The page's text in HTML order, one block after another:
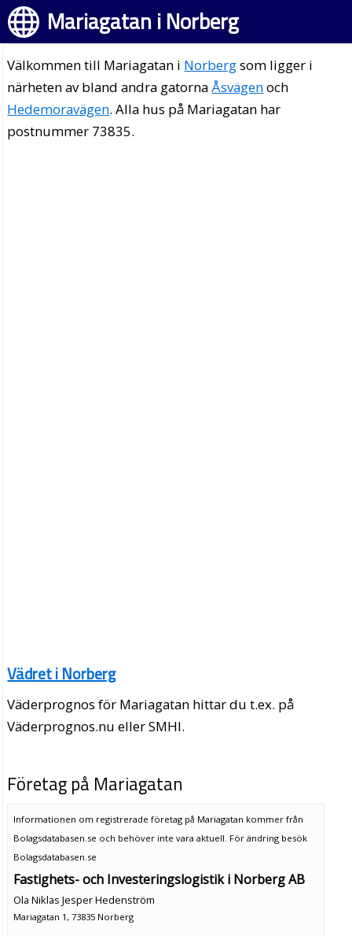
Mariagatan i Norberg
Välkommen till Mariagatan i Norbergsom ligger i
närheten av bland andra gatornaÅsvägenoch
Hedemoravägen. Alla hus på Mariagatan har
postnummer 73835.
Vädret i Norberg
Väderprognos för Mariagatan hittar du t.ex. på
Väderprognos.nu eller SMHI.
Företag på Mariagatan
Informationen om registrerade företag på Mariagatan kommer från
Bolagsdatabasen.se och behöver inte vara aktuell. För ändring besök
Bolagsdatabasen.se
Fastighets- och Investeringslogistik i Norberg AB
Ola Niklas Jesper Hedenström
Mariagatan 1, 73835 Norberg